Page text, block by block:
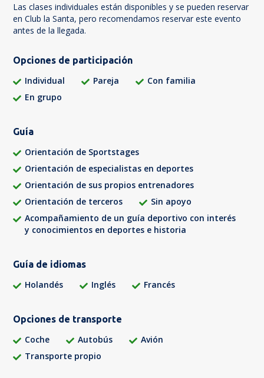
Las clases individuales están disponibles y se pueden reservar
en Club la Santa, pero recomendamos reservar este evento
antes de la llegada.
Opciones de participación
Individual Pareja
Con familia
En grupo
Guía
Orientación de Sportstages
Orientación de especialistas en deportes
Orientación de sus propios entrenadores
Orientación de terceros
Sin apoyo
Acompañamiento de un guía deportivo con interés
y conocimientos en deportes e historia
Guía de idiomas
Holandés Inglés Francés
Opciones de transporte
Coche Autobús
Avión
Transporte propio